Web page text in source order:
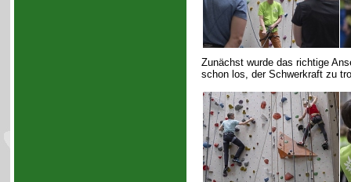
Zunächst wurde das richtige
schon los, der Schwerkraft zu